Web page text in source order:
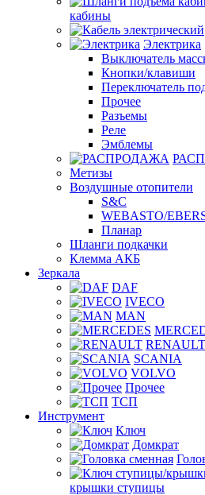
кабины
Электрика
Выключатель
Кнопки/клавиши
Переключатель
Прочее
Разъемы
Реле
Эмблемы
Метизы
Воздушные отопители
S&C
WEBASTO/
Планар
Шланги подкачки
Клемма АКБ
Зеркала
DAF
IVECO
MAN
RENAULT
SCANIA
VOLVO
Прочее
ТСП
Инструмент
Ключ
Домкрат
крышки ступицы